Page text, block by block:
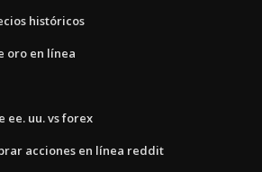
históricos
oro en línea
ee. uu. vs forex
acciones en línea reddit